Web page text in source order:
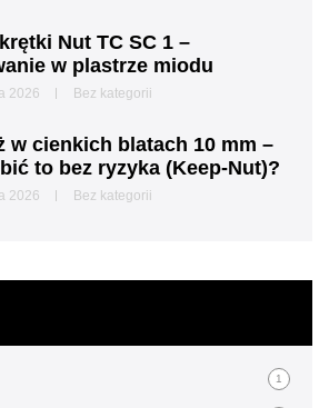
Nut TC SC 1 –
w plastrze miodu
2026 Bez kategorii
w cienkich blatach 10 mm –
to bez ryzyka (Keep-Nut)?
2026 Bez kategorii
1